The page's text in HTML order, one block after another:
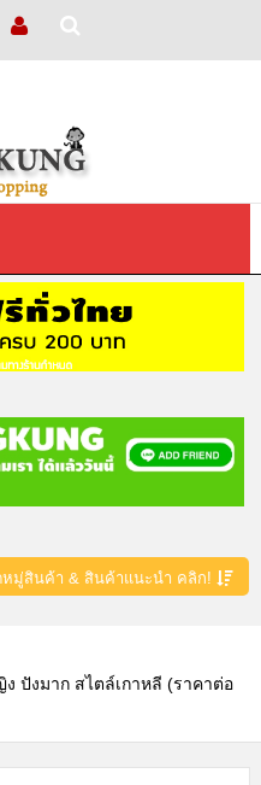
มู่สินค้า & สินค้าแนะนำ คลิก!
ปังมาก สไตล์เกาหลี (ราคาต่อ